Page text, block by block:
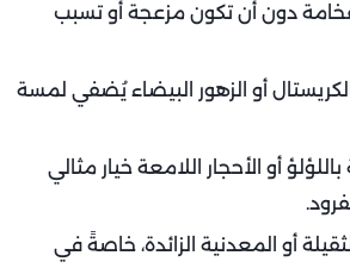
دون أن تكون مزعجة أو تسبب
أو الزهور البيضاء يُضفي لمسة
أو الأحجار اللامعة خيار مثالي
أو المعدنية الزائدة، خاصةً في